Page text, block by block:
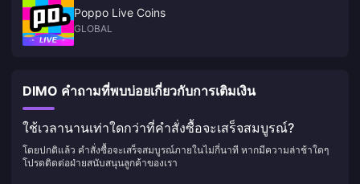
Poppo Live Coins
GLOBAL
DIMO คำถามที่พบบ่อยเกี่ยวกับการเติมเงิน
ใช้เวลานานเท่าใดกว่าที่คำสั่งซื้อจะเสร็จสมบูรณ์?
โดยปกติแล้ว คำสั่งซื้อจะเสร็จสมบูรณ์ภายในไม่กี่นาที หากมีความล่าช้าใดๆ
โปรดติดต่อฝ่ายสนับสนุนลูกค้าของเรา